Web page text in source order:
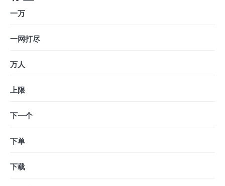
一万
一网打尽
万人
上限
下一个
下单
下载